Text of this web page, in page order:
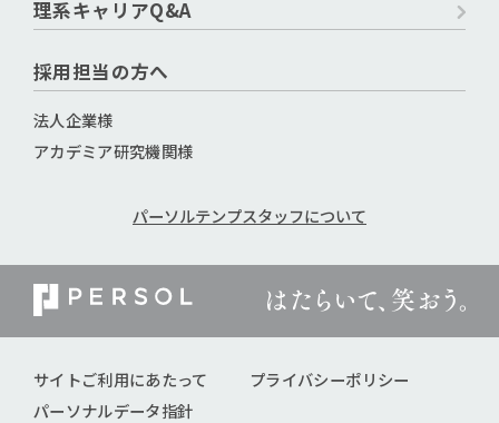
理系キャリアQ&A
採用担当の方へ
法人企業様
アカデミア研究機関様
パーソルテンプスタッフについて
サイトご利用にあたって
プライバシーポリシー
パーソナルデータ指針